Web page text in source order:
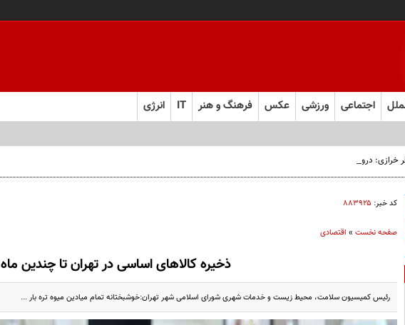
اجتماعی ورزشی عکس فرهنگ و هنر IT انرژی
خرازی: دروغ بستن به رهبری قطعاً جرم بسیار بزرگی است
کد خبر: ۸۸۳۹۲۵
صفحه نخست» اقتصادی
ذخیره کالاهای اساسی در تهران تا چندین ماه
رئیس کمیسیون سلامت، محیط زیست و خدمات شهری شورای اسلامی شهر تهران:خوشبختانه تمام میادین میوه تره بار ...